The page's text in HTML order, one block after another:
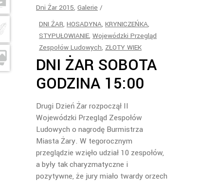
Dni Żar 2015, Galerie
DNI ŻAR, HOSADYNA, KRYNICZEŃKA,
STYPUŁOWIANIE, Wojewódzki Przegląd
Zespołów Ludowych, ZŁOTY WIEK
DNI ŻAR SOBOTA
GODZINA 15:00
Drugi Dzień Żar rozpoczął II
Wojewódzki Przegląd Zespołów
Ludowych o nagrodę Burmistrza
Miasta Żary. W tegorocznym
przeglądzie wzięło udział 10 zespołów,
a były tak charyzmatyczne i
pozytywne, że jury miało twardy orzech